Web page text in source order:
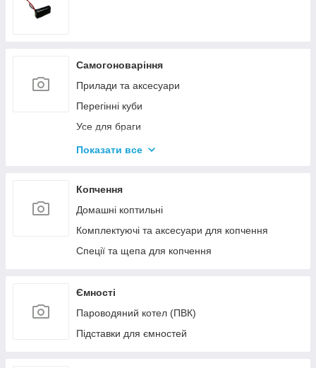
Самогоноваріння
Прилади та аксесуари
Перегінні куби
Усе для браги
Комплектуючі та запчастини
Колони без ємності
Показати все
Копчення
Домашні коптильні
Комплектуючі та аксесуари для копчення
Спеції та щепа для копчення
Ємності
Пароводяний котел (ПВК)
Підставки для ємностей